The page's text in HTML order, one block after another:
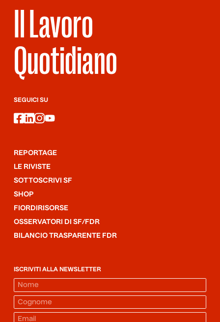
Il Lavoro
Quotidiano
SEGUICI SU
facebook
linkedin
instagram
youtube
REPORTAGE
LE RIVISTE
SOTTOSCRIVI SF
SHOP
FIORDIRISORSE
OSSERVATORI DI SF/FDR
BILANCIO TRASPARENTE FDR
ISCRIVITI ALLA NEWSLETTER